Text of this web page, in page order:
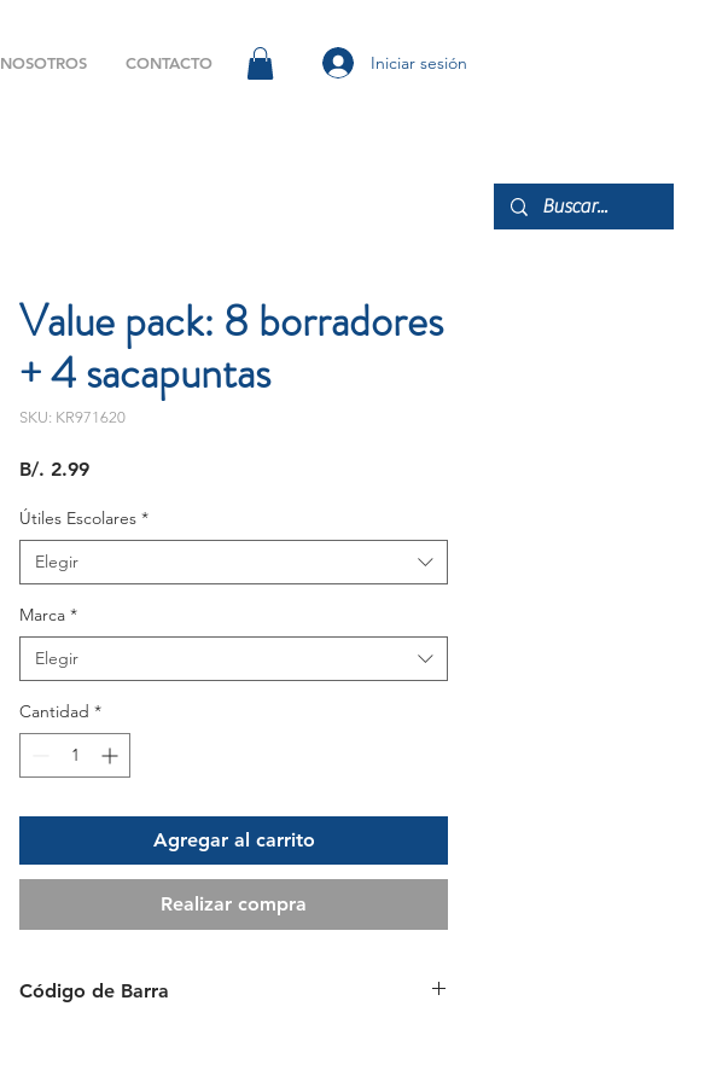
NOSOTROS CONTACTO Iniciar sesión
Value pack: 8 borradores
+ 4 sacapuntas
SKU: KR971620
B/. 2.99Precio
Útiles Escolares *
Elegir
Marca *
Elegir
Cantidad *
Agregar al carrito
Realizar compra
Código de Barra